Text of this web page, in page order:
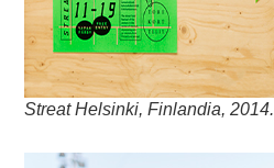
Streat Helsinki, Finlandia, 2014.